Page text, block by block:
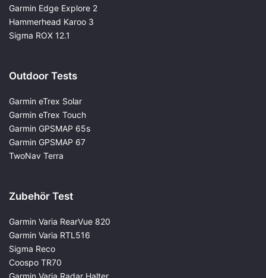
Garmin Edge Explore 2
Hammerhead Karoo 3
Sigma ROX 12.1
Outdoor Tests
Garmin eTrex Solar
Garmin eTrex Touch
Garmin GPSMAP 65s
Garmin GPSMAP 67
TwoNav Terra
Zubehör Test
Garmin Varia RearVue 820
Garmin Varia RTL516
Sigma Reco
Coospo TR70
Garmin Varia Radar Halter